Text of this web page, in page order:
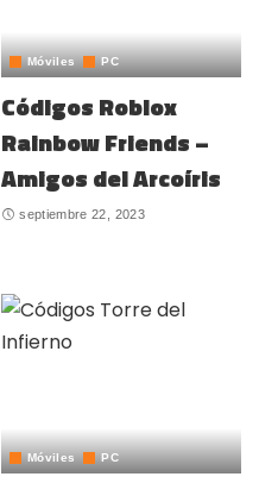
Móviles PC
Códigos Roblox
Rainbow Friends –
Amigos del Arcoíris
septiembre 22, 2023
Móviles PC